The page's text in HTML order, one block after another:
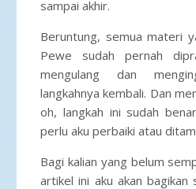
sampai akhir.
Beruntung, semua materi
Pewe sudah pernah
mengulang dan
langkahnya kembali. Dan
oh, langkah ini sudah
perlu aku perbaiki atau
Bagi kalian yang belum
artikel ini aku akan bagikan